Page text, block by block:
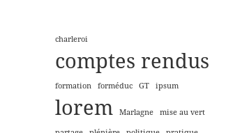
charleroi
comptes rendus
formation forméduc GT ipsum
lorem Marlagne mise au vert